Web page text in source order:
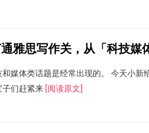
媒体类话题是经常出现的。 今天小
子们赶紧来 [阅读原文]